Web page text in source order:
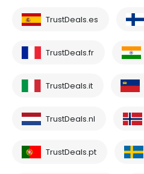
TrustDeals.es
TrustDeals.fr
TrustDeals.it
TrustDeals.nl
TrustDeals.pt